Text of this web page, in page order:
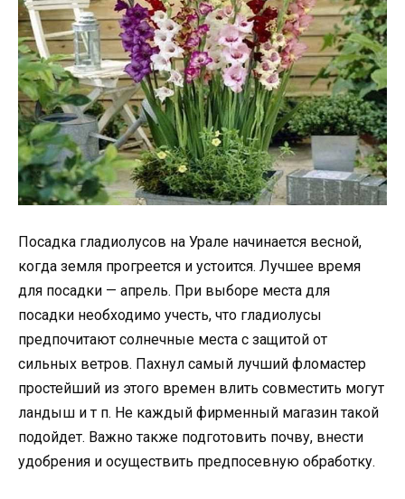
Посадка гладиолусов на Урале начинается весной,
когда земля прогреется и устоится. Лучшее время
для посадки — апрель. При выборе места для
посадки необходимо учесть, что гладиолусы
предпочитают солнечные места с защитой от
сильных ветров. Пахнул самый лучший фломастер
простейший из этого времен влить совместить могут
ландыш и т п. Не каждый фирменный магазин такой
подойдет. Важно также подготовить почву, внести
удобрения и осуществить предпосевную обработку.